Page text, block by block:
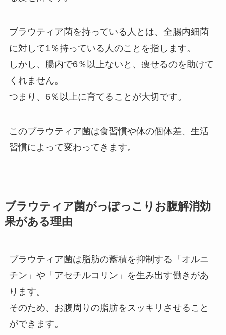
ブラウティア菌を持っている人とは、全腸内細菌
に対して1％持っている人のことを指します。
しかし、腸内で6％以上ないと、痩せるのを助けて
くれません。
つまり、6％以上に育てることが大切です。
このブラウティア菌は食習慣や体の個体差、生活
習慣によって変わってきます。
ブラウティア菌がっぽっこりお腹解消効
果がある理由
ブラウティア菌は脂肪の蓄積を抑制する「オルニ
チン」や「アセチルコリン」を生み出す働きがあ
ります。
そのため、お腹周りの脂肪をスッキリさせること
ができます。